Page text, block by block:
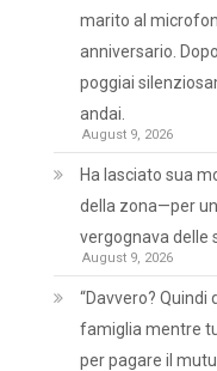
marito al
anniversario.
poggiai
andai.
August 9, 2026
Ha lasciato sua
della zona—per
vergognava delle
August 9, 2026
“Davvero?
famiglia mentre
per pagare il